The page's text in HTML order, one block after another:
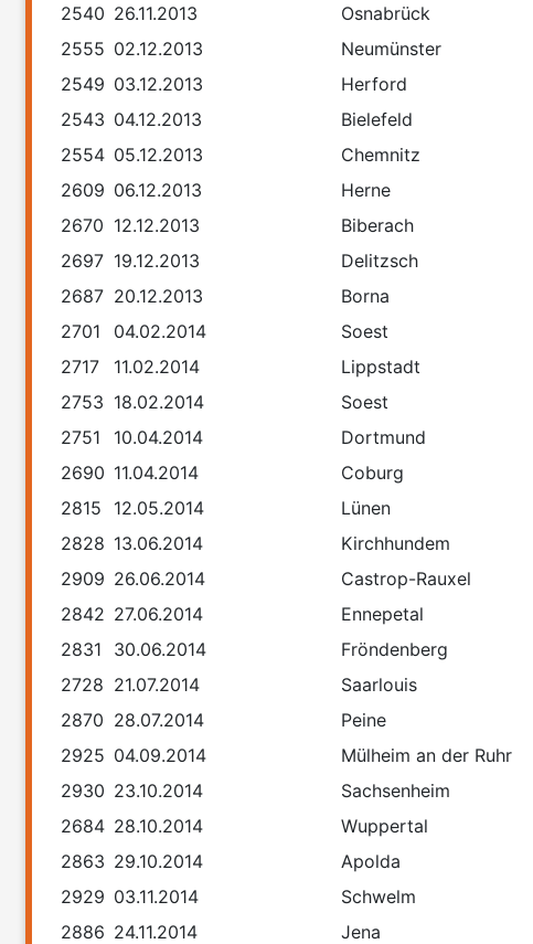
2540 26.11.2013 Osnabrück
2555 02.12.2013 Neumünster
2549 03.12.2013 Herford
2543 04.12.2013 Bielefeld
2554 05.12.2013 Chemnitz
2609 06.12.2013 Herne
2670 12.12.2013 Biberach
2697 19.12.2013 Delitzsch
2687 20.12.2013 Borna
2701
04.02.2014 Soest
2717
11.02.2014 Lippstadt
2753 18.02.2014 Soest
2751
10.04.2014 Dortmund
2690 11.04.2014 Coburg
2815
12.05.2014 Lünen
2828 13.06.2014 Kirchhundem
2909 26.06.2014 Castrop-Rauxel
2842 27.06.2014 Ennepetal
2831
30.06.2014 Fröndenberg
2728 21.07.2014 Saarlouis
2870 28.07.2014 Peine
2925 04.09.2014 Mülheim an der Ruhr
2930 23.10.2014 Sachsenheim
2684 28.10.2014 Wuppertal
2863 29.10.2014 Apolda
2929 03.11.2014 Schwelm
2886 24.11.2014 Jena